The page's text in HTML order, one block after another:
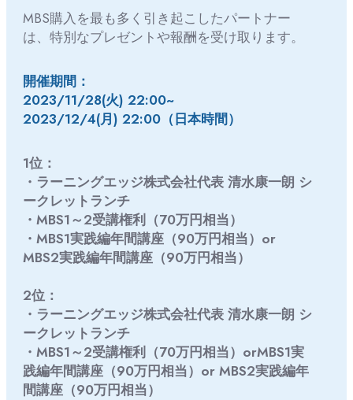
MBS購入を最も多く引き起こしたパートナー
は、特別なプレゼントや報酬を受け取ります。
開催期間：
2023/11/28(火) 22:00~
2023/12/4(月) 22:00（日本時間）
1位：
・ラーニングエッジ株式会社代表 清水康一朗 シ
ークレットランチ
・MBS1～2受講権利（70万円相当）
・MBS1実践編年間講座（90万円相当）or
MBS2実践編年間講座（90万円相当）
2位：
・ラーニングエッジ株式会社代表 清水康一朗 シ
ークレットランチ
・MBS1～2受講権利（70万円相当）orMBS1実
践編年間講座（90万円相当）or MBS2実践編年
間講座（90万円相当）